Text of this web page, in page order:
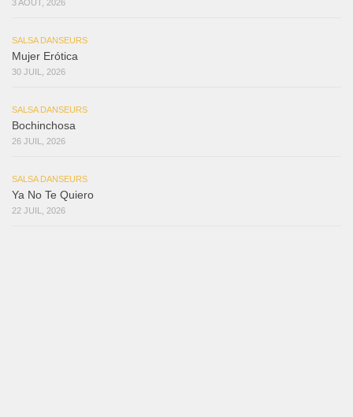
3 AOÛT, 2026
SALSA DANSEURS
Mujer Erótica
30 JUIL, 2026
SALSA DANSEURS
Bochinchosa
26 JUIL, 2026
SALSA DANSEURS
Ya No Te Quiero
22 JUIL, 2026